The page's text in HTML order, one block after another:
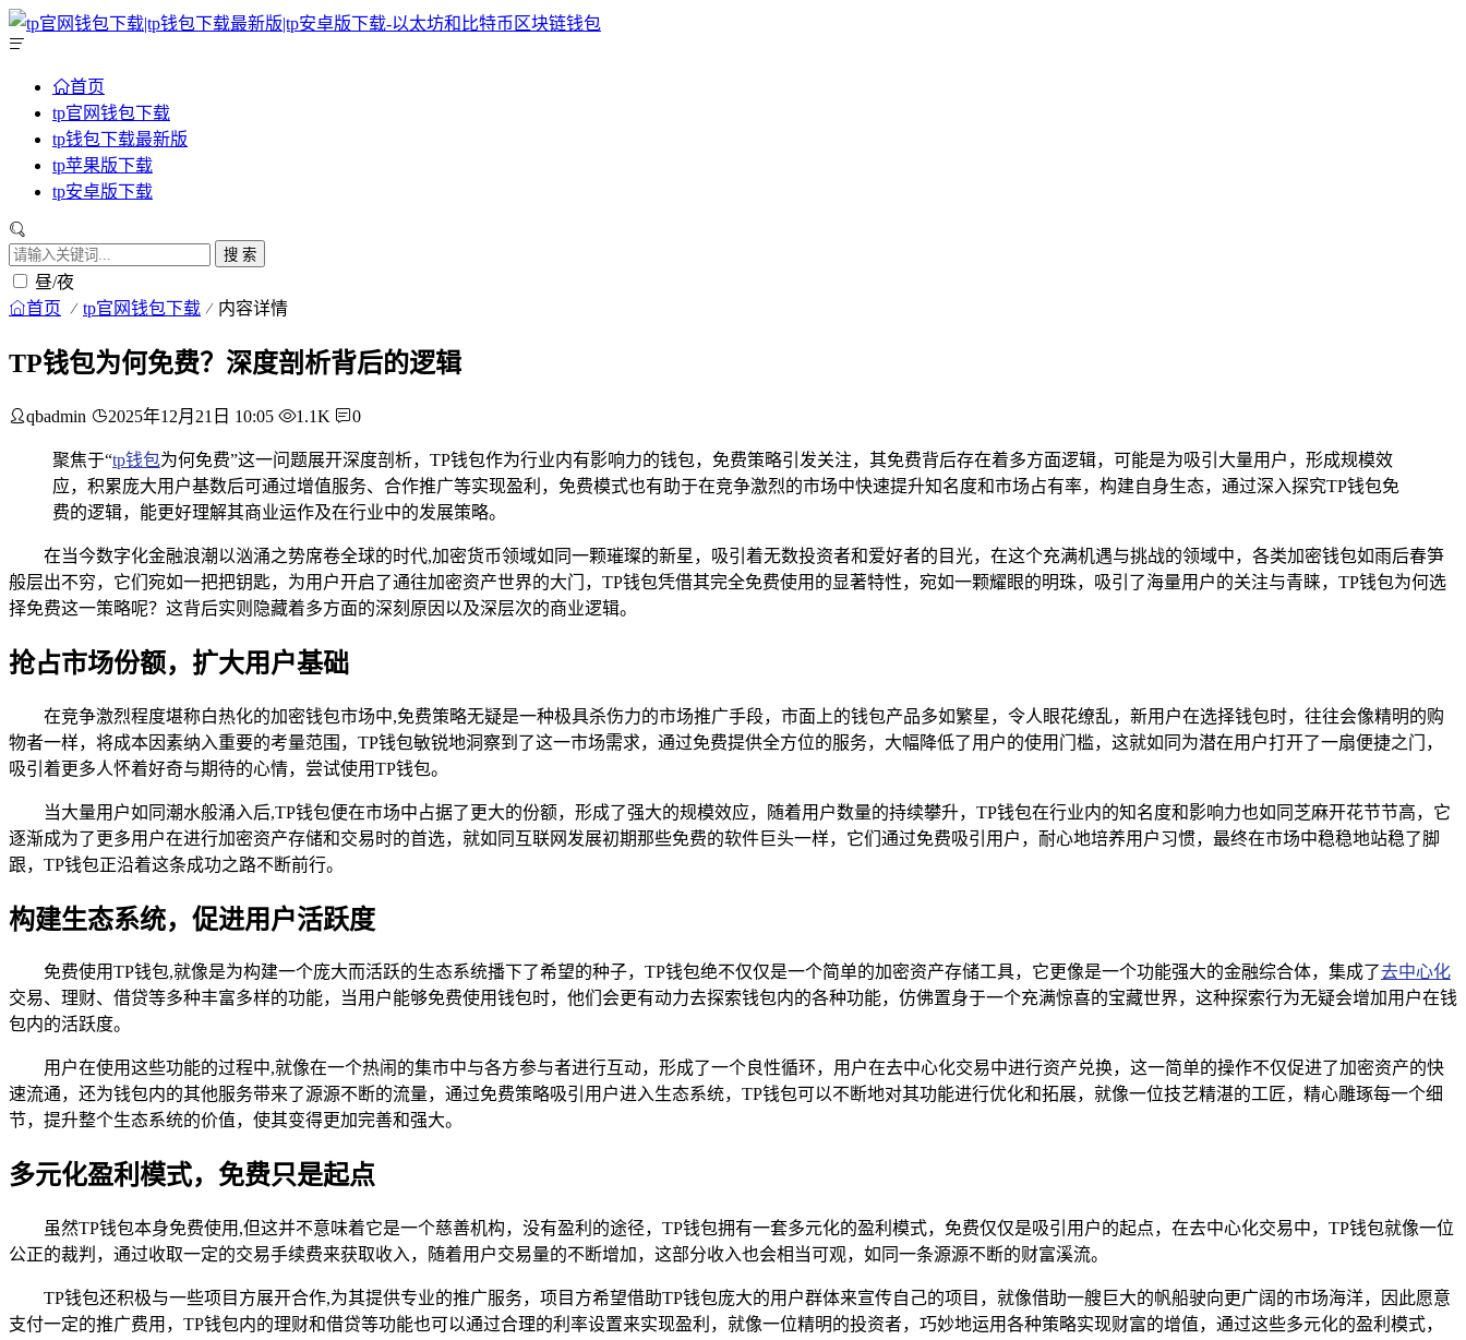
首页
tp官网钱包下载
tp钱包下载最新版
tp苹果版下载
tp安卓版下载
搜 索
昼/夜
首页 tp官网钱包下载 内容详情
TP钱包为何免费？深度剖析背后的逻辑
qbadmin 2025年12月21日 10:05 1.1K 0
聚焦于“tp钱包为何免费”这一问题展开深度剖析，TP钱包作为行业内有影响力的钱包，免费策略引发关注，其免费背后存在着多方面逻辑，可能是为吸引大量用户，形成规模效
应，积累庞大用户基数后可通过增值服务、合作推广等实现盈利，免费模式也有助于在竞争激烈的市场中快速提升知名度和市场占有率，构建自身生态，通过深入探究TP钱包免
费的逻辑，能更好理解其商业运作及在行业中的发展策略。
在当今数字化金融浪潮以汹涌之势席卷全球的时代,加密货币领域如同一颗璀璨的新星，吸引着无数投资者和爱好者的目光，在这个充满机遇与挑战的领域中，各类加密钱包如雨后春笋
般层出不穷，它们宛如一把把钥匙，为用户开启了通往加密资产世界的大门，TP钱包凭借其完全免费使用的显著特性，宛如一颗耀眼的明珠，吸引了海量用户的关注与青睐，TP钱包为何选
择免费这一策略呢？这背后实则隐藏着多方面的深刻原因以及深层次的商业逻辑。
抢占市场份额，扩大用户基础
在竞争激烈程度堪称白热化的加密钱包市场中,免费策略无疑是一种极具杀伤力的市场推广手段，市面上的钱包产品多如繁星，令人眼花缭乱，新用户在选择钱包时，往往会像精明的购
物者一样，将成本因素纳入重要的考量范围，TP钱包敏锐地洞察到了这一市场需求，通过免费提供全方位的服务，大幅降低了用户的使用门槛，这就如同为潜在用户打开了一扇便捷之门，
吸引着更多人怀着好奇与期待的心情，尝试使用TP钱包。
当大量用户如同潮水般涌入后,TP钱包便在市场中占据了更大的份额，形成了强大的规模效应，随着用户数量的持续攀升，TP钱包在行业内的知名度和影响力也如同芝麻开花节节高，它
逐渐成为了更多用户在进行加密资产存储和交易时的首选，就如同互联网发展初期那些免费的软件巨头一样，它们通过免费吸引用户，耐心地培养用户习惯，最终在市场中稳稳地站稳了脚
跟，TP钱包正沿着这条成功之路不断前行。
构建生态系统，促进用户活跃度
免费使用TP钱包,就像是为构建一个庞大而活跃的生态系统播下了希望的种子，TP钱包绝不仅仅是一个简单的加密资产存储工具，它更像是一个功能强大的金融综合体，集成了去中心化
交易、理财、借贷等多种丰富多样的功能，当用户能够免费使用钱包时，他们会更有动力去探索钱包内的各种功能，仿佛置身于一个充满惊喜的宝藏世界，这种探索行为无疑会增加用户在钱
包内的活跃度。
用户在使用这些功能的过程中,就像在一个热闹的集市中与各方参与者进行互动，形成了一个良性循环，用户在去中心化交易中进行资产兑换，这一简单的操作不仅促进了加密资产的快
速流通，还为钱包内的其他服务带来了源源不断的流量，通过免费策略吸引用户进入生态系统，TP钱包可以不断地对其功能进行优化和拓展，就像一位技艺精湛的工匠，精心雕琢每一个细
节，提升整个生态系统的价值，使其变得更加完善和强大。
多元化盈利模式，免费只是起点
虽然TP钱包本身免费使用,但这并不意味着它是一个慈善机构，没有盈利的途径，TP钱包拥有一套多元化的盈利模式，免费仅仅是吸引用户的起点，在去中心化交易中，TP钱包就像一位
公正的裁判，通过收取一定的交易手续费来获取收入，随着用户交易量的不断增加，这部分收入也会相当可观，如同一条源源不断的财富溪流。
TP钱包还积极与一些项目方展开合作,为其提供专业的推广服务，项目方希望借助TP钱包庞大的用户群体来宣传自己的项目，就像借助一艘巨大的帆船驶向更广阔的市场海洋，因此愿意
支付一定的推广费用，TP钱包内的理财和借贷等功能也可以通过合理的利率设置来实现盈利，就像一位精明的投资者，巧妙地运用各种策略实现财富的增值，通过这些多元化的盈利模式，